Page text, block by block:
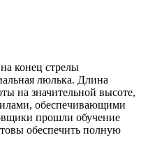
конец стрелы
люлька. Длина
на значительной высоте,
обеспечивающими
прошли обучение
обеспечить полную